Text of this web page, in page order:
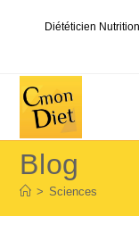
Diététicien
Blog
> Sciences